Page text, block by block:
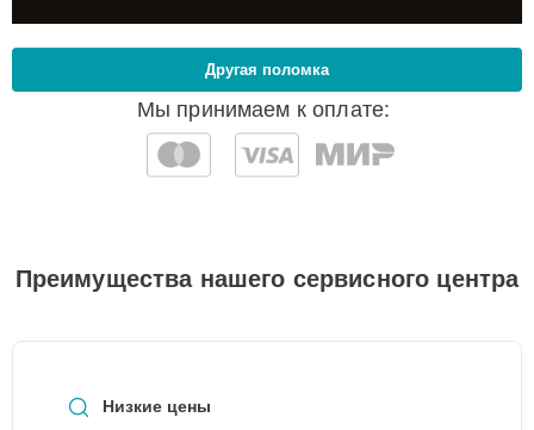
Мы принимаем к оплате:
Другая поломка
Преимущества нашего сервисного центра
Низкие цены